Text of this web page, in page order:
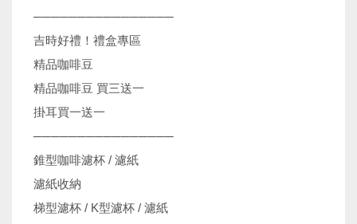
────────────────
吉時好禮！禮盒專區
精品咖啡豆
精品咖啡豆 買三送一
掛耳買一送一
────────────────
錐型咖啡濾杯 / 濾紙
濾紙收納
梯型濾杯 / K型濾杯 / 濾紙